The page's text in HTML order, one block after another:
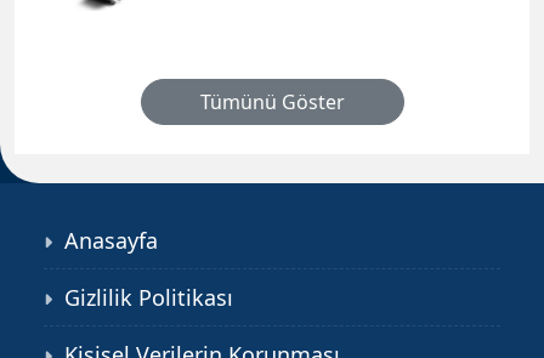
Tümünü Göster
Anasayfa
Gizlilik Politikası